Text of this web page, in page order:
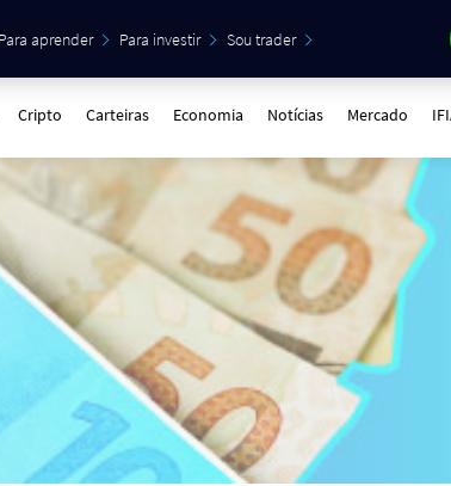
Para aprender Para investir Sou trader
Cripto Carteiras Economia Notícias Mercado